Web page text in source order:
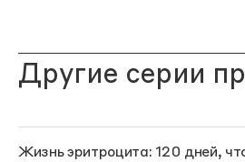
Другие серии
Жизнь эритроцита: 120 дней,